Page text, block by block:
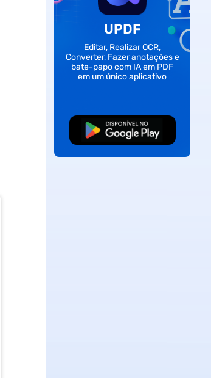
UPDF
Editar, Realizar OCR,
Converter, Fazer anotações e
bate-papo com IA em PDF
em um único aplicativo
Baixar Grátis